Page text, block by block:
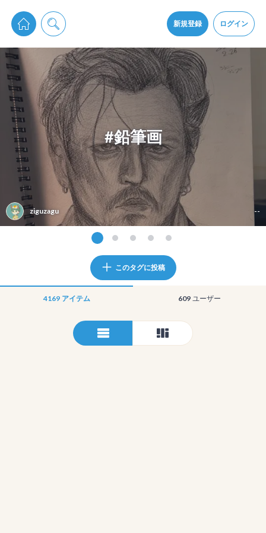
新規登録 ログイン
pixiv Sketchは2024年5月28日付で プライパシーポリシーを改定しました。
通知を受け取るにはここをクリックします
pixiv Sketchアプリでさらに快適に！
アプリをインストール
#鉛筆画
ziguzagu --
このタグに投稿
4169 アイテム 609 ユーザー